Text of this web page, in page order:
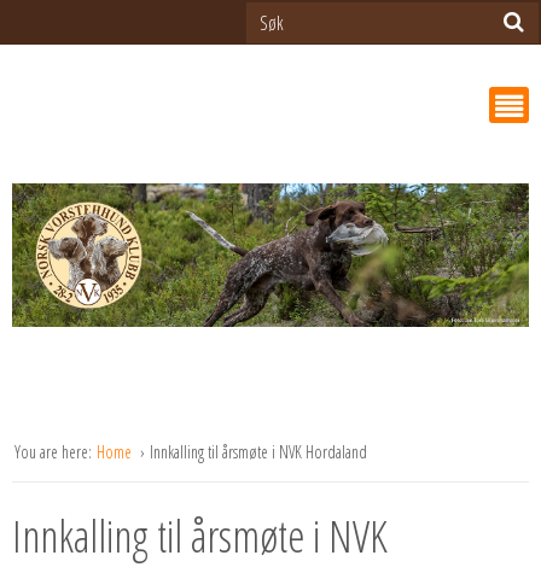
You are here: Home Innkalling til årsmøte i NVK Hordaland
Innkalling til årsmøte i NVK